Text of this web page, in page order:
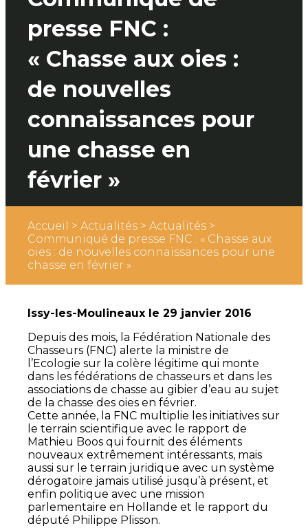
presse FNC :
« Chasse aux oies :
de nouvelles
connaissances pour
une chasse en
février »
Accueil > Actualités > Actualités >
Communiqué de presse FNC : « Chasse aux
oies : de nouvelles connaissances pour une
chasse en février »
Issy-les-Moulineaux le 29 janvier 2016
Depuis des mois, la Fédération Nationale des
Chasseurs (FNC) alerte la ministre de
l’Ecologie sur la colère légitime qui monte
dans les fédérations de chasseurs et dans les
associations de chasse au gibier d’eau au sujet
de la chasse des oies en février.
Cette année, la FNC multiplie les initiatives sur
le terrain scientifique avec le rapport de
Mathieu Boos qui fournit des éléments
nouveaux extrêmement intéressants, mais
aussi sur le terrain juridique avec un système
dérogatoire jamais utilisé jusqu’à présent, et
enfin politique avec une mission
parlementaire en Hollande et le rapport du
député Philippe Plisson.